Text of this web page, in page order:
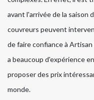
avant l'arrivée de la saison
couvreurs peuvent
de faire confiance à
a beaucoup d'expérience
proposer des prix
monde.